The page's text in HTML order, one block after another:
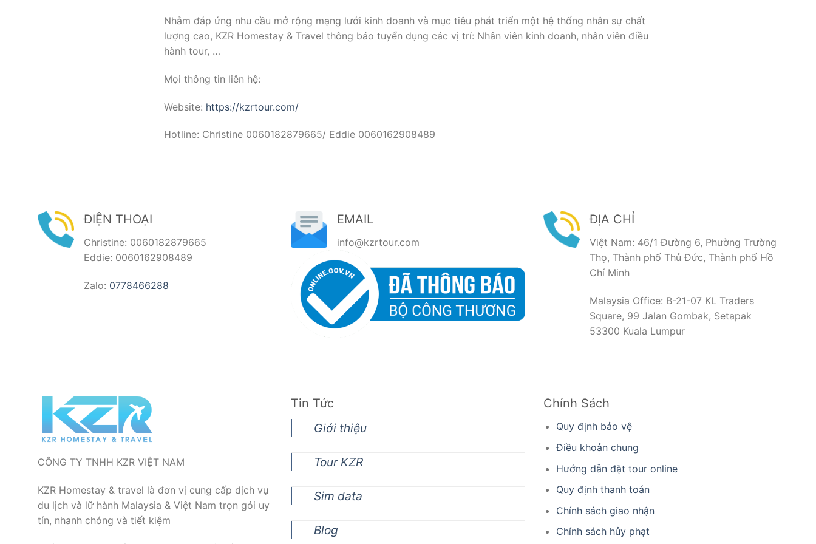
Nhằm đáp ứng nhu cầu mở rộng mạng lưới kinh doanh và mục tiêu phát triển một hệ thống nhân sự chất
lượng cao, KZR Homestay & Travel thông báo tuyển dụng các vị trí: Nhân viên kinh doanh, nhân viên điều
hành tour, …
Mọi thông tin liên hệ:
Website: https://kzrtour.com/
Hotline: Christine 0060182879665/ Eddie 0060162908489
ĐIỆN THOẠI
Christine: 0060182879665
Eddie: 0060162908489
Zalo: 0778466288
EMAIL
info@kzrtour.com
ĐỊA CHỈ
Việt Nam: 46/1 Đường 6, Phường Trường
Thọ, Thành phố Thủ Đức, Thành phố Hồ
Chí Minh
Malaysia Office: B-21-07 KL Traders
Square, 99 Jalan Gombak, Setapak
53300 Kuala Lumpur
CÔNG TY TNHH KZR VIỆT NAM
KZR Homestay & travel là đơn vị cung cấp dịch vụ
du lịch và lữ hành Malaysia & Việt Nam trọn gói uy
tín, nhanh chóng và tiết kiệm
Tin Tức
Giới thiệu
Tour KZR
Sim data
Blog
Chính Sách
Quy định bảo vệ
Điều khoản chung
Hướng dẫn đặt tour online
Quy định thanh toán
Chính sách giao nhận
Chính sách hủy phạt